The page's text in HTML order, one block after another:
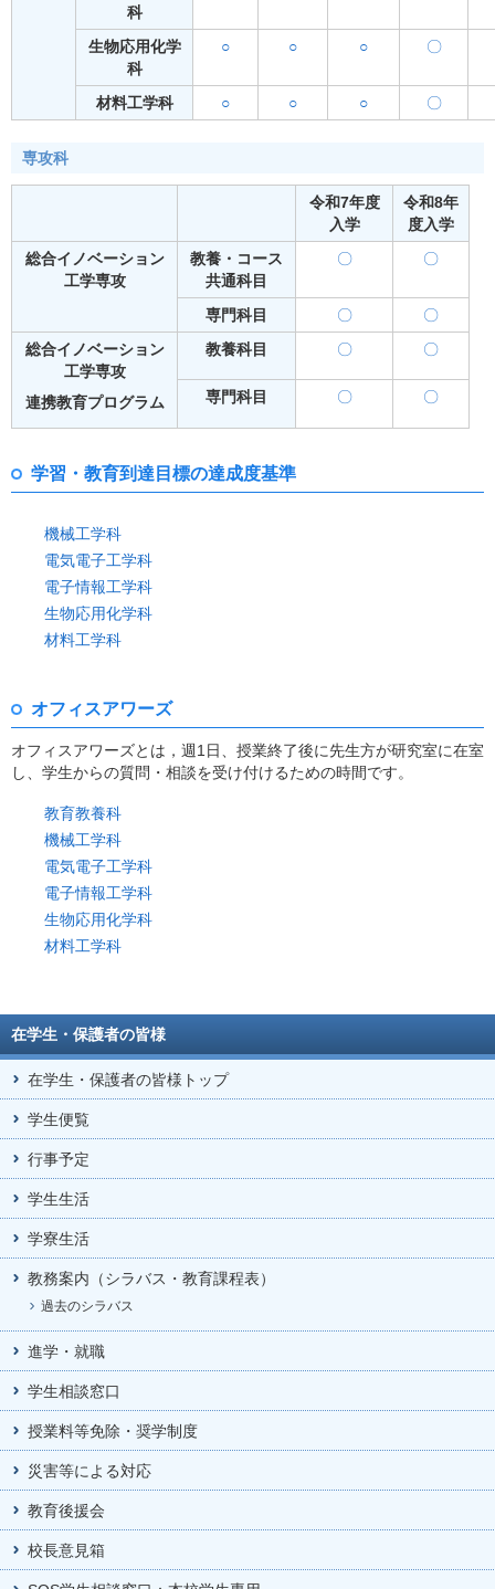
科
生物応用化学
科
○ ○ ○ 〇
材料工学科 ○ ○ ○ 〇
専攻科
令和7年度
入学
令和8年
度入学
総合イノベーション
工学専攻
教養・コース
共通科目
〇 〇
専門科目 〇
〇
総合イノベーション
工学専攻
連携教育プログラム
教養科目 〇 〇
専門科目 〇 〇
学習・教育到達目標の達成度基準
機械工学科
電気電子工学科
電子情報工学科
生物応用化学科
材料工学科
オフィスアワーズ
オフィスアワーズとは，週1日、授業終了後に先生方が研究室に在室
し、学生からの質問・相談を受け付けるための時間です。
教育教養科
機械工学科
電気電子工学科
電子情報工学科
生物応用化学科
材料工学科
在学生・保護者の皆様
在学生・保護者の皆様トップ
学生便覧
行事予定
学生生活
学寮生活
教務案内（シラバス・教育課程表）
過去のシラバス
進学・就職
学生相談窓口
授業料等免除・奨学制度
災害等による対応
教育後援会
校長意見箱